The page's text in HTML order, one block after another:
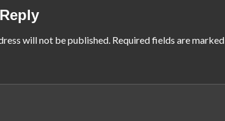
will not be published. Required fields are marked